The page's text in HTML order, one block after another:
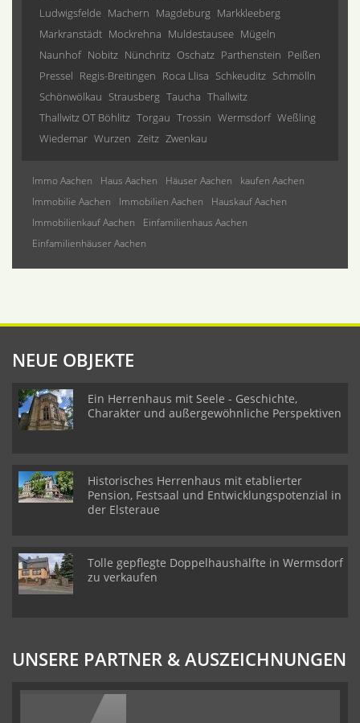
Ludwigsfelde Machern Magdeburg Markkleeberg
Markranstädt Mockrehna Muldestausee Mügeln
Naunhof Nobitz Nünchritz Oschatz Parthenstein Peißen
Pressel Regis-Breitingen Roca Llisa Schkeuditz Schmölln
Schönwölkau Strausberg Taucha Thallwitz
Thallwitz OT Böhlitz Torgau Trossin Wermsdorf Weßling
Wiedemar Wurzen Zeitz Zwenkau
Immo Aachen Haus Aachen Häuser Aachen
kaufen Aachen
Immobilie Aachen
Immobilien Aachen
Hauskauf Aachen
Immobilienkauf Aachen
Einfamilienhaus Aachen
Einfamilienhäuser Aachen
NEUE OBJEKTE
Ein Herrenhaus mit Seele - Geschichte,
Charakter und außergewöhnliche Perspektiven
Historisches Herrenhaus mit etablierter
Pension, Festsaal und Entwicklungspotenzial in
der Elsteraue
Tolle gepflegte Doppelhaushälfte in Wermsdorf
zu verkaufen
UNSERE PARTNER & AUSZEICHNUNGEN